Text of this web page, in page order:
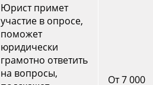
Юрист примет
участие в опросе,
поможет
юридически
грамотно ответить
на вопросы,
От 7 000